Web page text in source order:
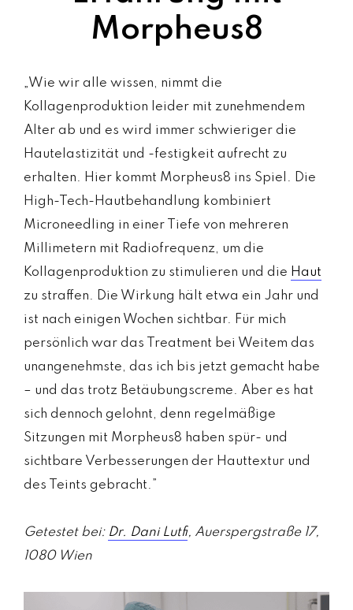
Morpheus8
„Wie wir alle wissen, nimmt die
Kollagenproduktion leider mit zunehmendem
Alter ab und es wird immer schwieriger die
Hautelastizität und -festigkeit aufrecht zu
erhalten. Hier kommt Morpheus8 ins Spiel. Die
High-Tech-Hautbehandlung kombiniert
Microneedling in einer Tiefe von mehreren
Millimetern mit Radiofrequenz, um die
Kollagenproduktion zu stimulieren und die Haut
zu straffen. Die Wirkung hält etwa ein Jahr und
ist nach einigen Wochen sichtbar. Für mich
persönlich war das Treatment bei Weitem das
unangenehmste, das ich bis jetzt gemacht habe
– und das trotz Betäubungscreme. Aber es hat
sich dennoch gelohnt, denn regelmäßige
Sitzungen mit Morpheus8 haben spür- und
sichtbare Verbesserungen der Hauttextur und
des Teints gebracht.”
Getestet bei: Dr. Dani Lutfi, Auerspergstraße 17,
1080 Wien